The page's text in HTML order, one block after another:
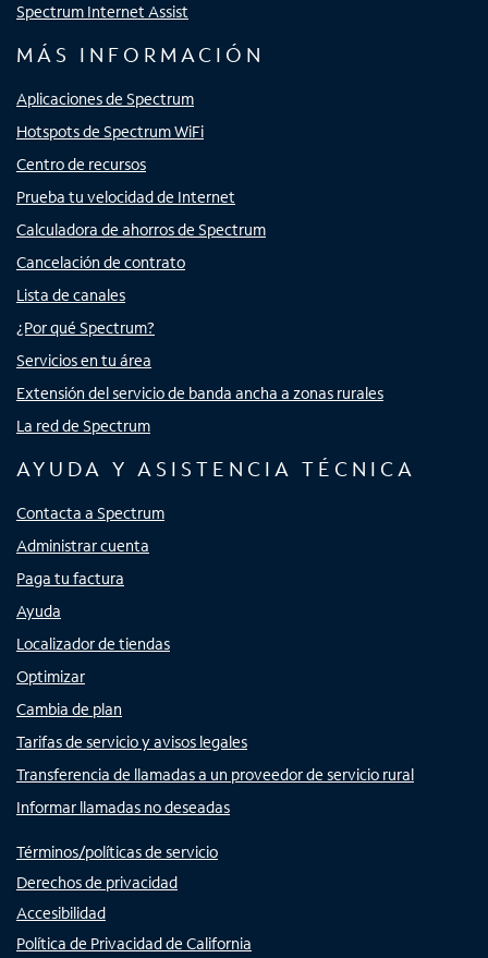
Spectrum Internet Assist
MÁS INFORMACIÓN
Aplicaciones de Spectrum
Hotspots de Spectrum WiFi
Centro de recursos
Prueba tu velocidad de Internet
Calculadora de ahorros de Spectrum
Cancelación de contrato
Lista de canales
¿Por qué Spectrum?
Servicios en tu área
Extensión del servicio de banda ancha a zonas rurales
La red de Spectrum
AYUDA Y ASISTENCIA TÉCNICA
Contacta a Spectrum
Administrar cuenta
Paga tu factura
Ayuda
Localizador de tiendas
Optimizar
Cambia de plan
Tarifas de servicio y avisos legales
Transferencia de llamadas a un proveedor de servicio rural
Informar llamadas no deseadas
Términos/políticas de servicio
Derechos de privacidad
Accesibilidad
Política de Privacidad de California